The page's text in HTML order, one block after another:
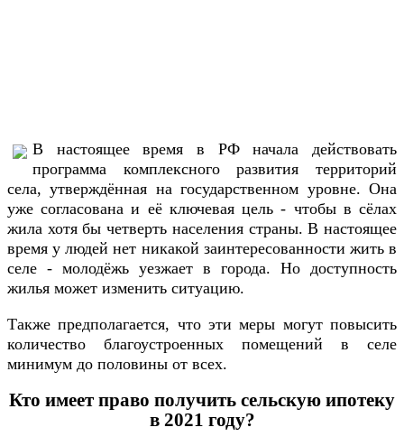
В настоящее время в РФ начала действовать
программа комплексного развития территорий
села, утверждённая на государственном уровне. Она
уже согласована и её ключевая цель - чтобы в сёлах
жила хотя бы четверть населения страны. В настоящее
время у людей нет никакой заинтересованности жить в
селе - молодёжь уезжает в города. Но доступность
жилья может изменить ситуацию.
Также предполагается, что эти меры могут повысить
количество благоустроенных помещений в селе
минимум до половины от всех.
Кто имеет право получить сельскую ипотеку
в 2021 году?